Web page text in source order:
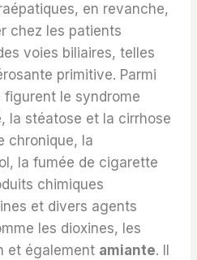
en revanche,
chez les patients
voies biliaires, telles
primitive. Parmi
figurent le syndrome
la stéatose et la cirrhose
chronique, la
la fumée de cigarette
chimiques
et divers agents
les dioxines, les
et également amiante. Il